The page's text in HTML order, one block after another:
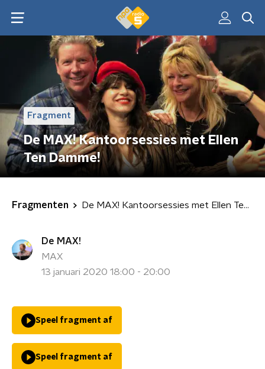
Fragment
De MAX! Kantoorsessies met Ellen
Ten Damme!
Fragmenten De MAX! Kantoorsessies met Ellen Ten Damme!
De MAX!
MAX
13 januari 2020 18:00 - 20:00
Speel fragment af
Speel fragment af